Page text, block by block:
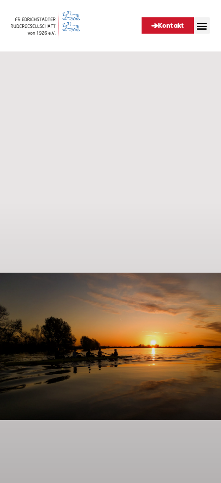
Kontakt